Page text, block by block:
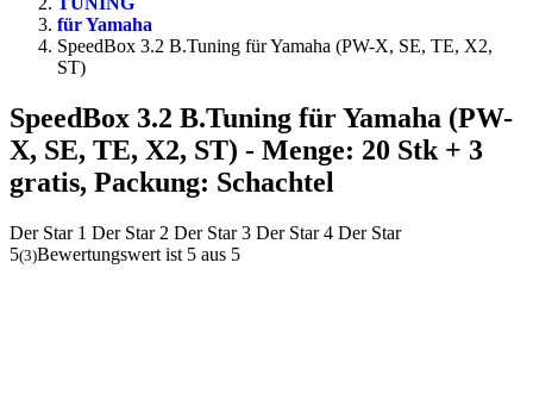
für Yamaha
SpeedBox 3.2 B.Tuning für Yamaha (PW-X, SE, TE, X2,
ST)
SpeedBox 3.2 B.Tuning für Yamaha (PW-
X, SE, TE, X2, ST) - Menge: 20 Stk + 3
gratis, Packung: Schachtel
Der Star 1 Der Star 2 Der Star 3 Der Star 4 Der Star
5(3)Bewertungswert ist 5 aus 5